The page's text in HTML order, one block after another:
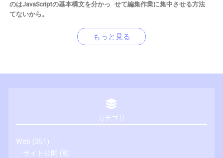
のはJavaScriptの基本構文を分かっ
てないから。
せて編集作業に集中させる方法
もっと見る
カテゴリ
Web (351)
サイト公開 (8)